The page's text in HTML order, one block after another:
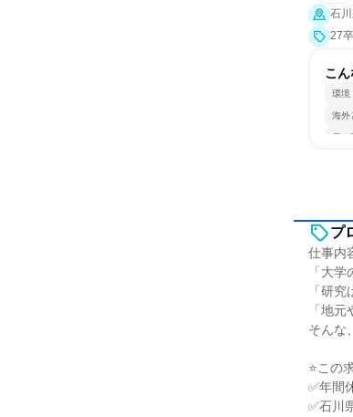
石
27卒
こ
環境
海外
長く
プ
仕事内
「大
「研
「地
そんな
⭐この
✅年間
✅石川